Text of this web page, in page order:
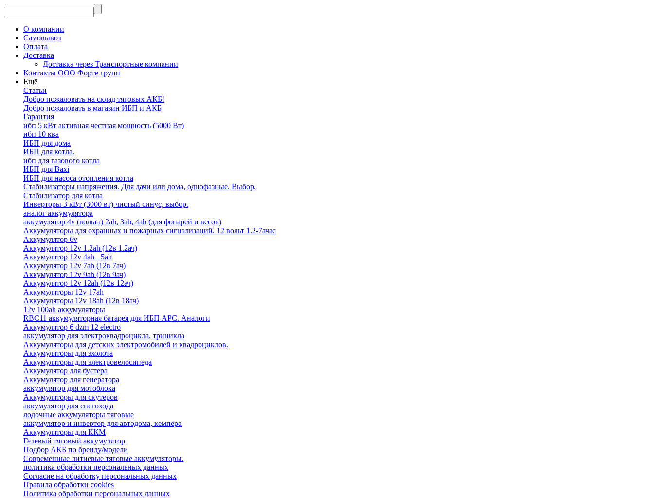
О компании
Самовывоз
Оплата
Доставка
Доставка через Транспортные компании
Контакты ООО Форте групп
Ещё
Статьи
Добро пожаловать на склад тяговых АКБ!
Добро пожаловать в магазин ИБП и АКБ
Гарантия
ибп 5 кВт активная честная мощность (5000 Вт)
ибп 10 ква
ИБП для дома
ИБП для котла.
ибп для газового котла
ИБП для Baxi
ИБП для насоса отопления котла
Стабилизаторы напряжения. Для дачи или дома, однофазные. Выбор.
Стабилизатор для котла
Инверторы 3 кВт (3000 вт) чистый синус, выбор.
аналог аккумулятора
аккумулятор 4v (вольта) 2ah, 3ah, 4ah (для фонарей и весов)
Аккумуляторы для охранных и пожарных сигнализаций. 12 вольт 1.2-7ачас
Аккумулятор 6v
Аккумулятор 12v 1.2ah (12в 1.2ач)
Аккумулятор 12v 4ah - 5ah
Аккумулятор 12v 7ah (12в 7ач)
Аккумулятор 12v 9ah (12в 9ач)
Аккумулятор 12v 12ah (12в 12ач)
Аккумуляторы 12v 17ah
Аккумуляторы 12v 18ah (12в 18ач)
12v 100ah аккумуляторы
RBC11 аккумуляторная батарея для ИБП APC. Аналоги
Аккумулятор 6 dzm 12 electro
аккумулятор для электроквадроцикла, трицикла
Аккумуляторы для детских электромобилей и квадроциклов.
Аккумуляторы для эхолота
Аккумуляторы для электровелосипеда
Аккумулятор для бустера
Аккумулятор для генератора
аккумулятор для мотоблока
Аккумуляторы для скутеров
аккумулятор для снегохода
лодочные аккумуляторы тяговые
аккумулятор и инвертор для автодома, кемпера
Аккумуляторы для ККМ
Гелевый тяговый аккумулятор
Подбор АКБ по бренду/модели
Современные литиевые тяговые аккумуляторы.
политика обработки персональных данных
Согласие на обработку персональных данных
Правила обработки cookies
Политика обработки персональных данных